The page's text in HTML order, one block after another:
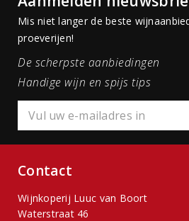
Mis niet langer de beste
proeverijen!
De scherpste aanbiedingen
Handige wijn en spijs tips
Contact
Wijnkoperij Luuc van Boort
Waterstraat 46